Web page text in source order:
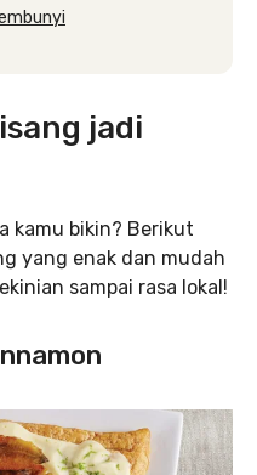
jadi
kamu bikin? Berikut
yang enak dan mudah
sampai rasa lokal!